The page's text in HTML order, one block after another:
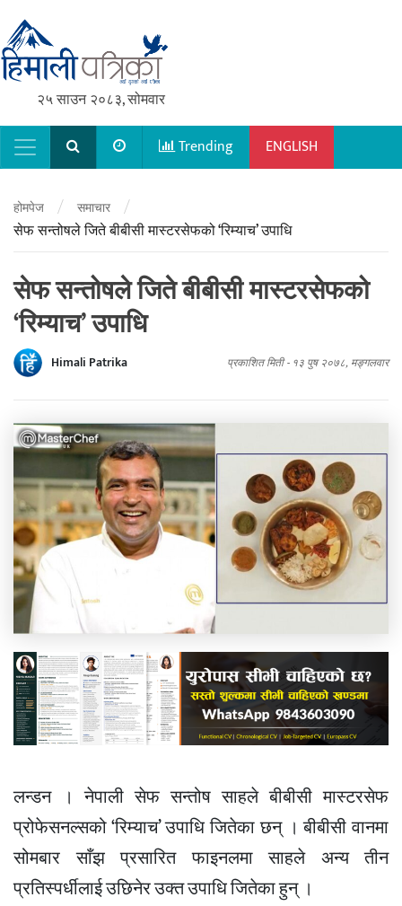
२५ साउन २०८३, सोमवार
Main NavigationTrending ENGLISH
होमपेज / समाचार /
सेफ सन्तोषले जिते बीबीसी मास्टरसेफको ‘रिम्याच’ उपाधि
सेफ सन्तोषले जिते बीबीसी मास्टरसेफको
‘रिम्याच’ उपाधि
Himali Patrika प्रकाशित मिती - १३ पुष २०७८, मङ्गलवार
लन्डन । नेपाली सेफ सन्तोष साहले बीबीसी मास्टरसेफ
प्रोफेसनल्सको ‘रिम्याच’ उपाधि जितेका छन् । बीबीसी वानमा
सोमबार साँझ प्रसारित फाइनलमा साहले अन्य तीन
प्रतिस्पर्धीलाई उछिनेर उक्त उपाधि जितेका हुन् ।